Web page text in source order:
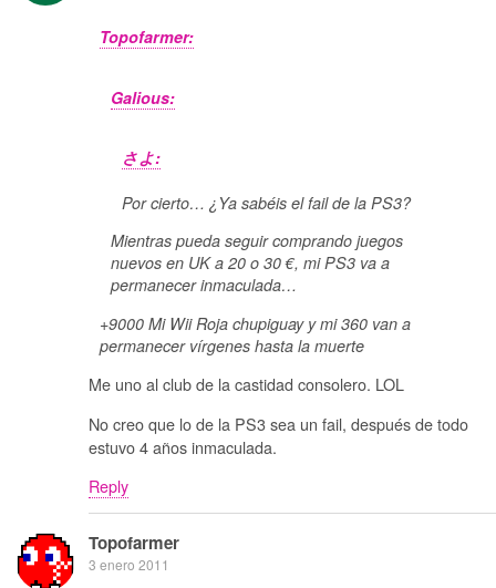
Topofarmer:
Galious:
さよ:
Por cierto… ¿Ya sabéis el fail de la PS3?
Mientras pueda seguir comprando juegos
nuevos en UK a 20 o 30 €, mi PS3 va a
permanecer inmaculada…
+9000 Mi Wii Roja chupiguay y mi 360 van a
permanecer vírgenes hasta la muerte
Me uno al club de la castidad consolero. LOL
No creo que lo de la PS3 sea un fail, después de todo
estuvo 4 años inmaculada.
Reply
Topofarmer
3 enero 2011